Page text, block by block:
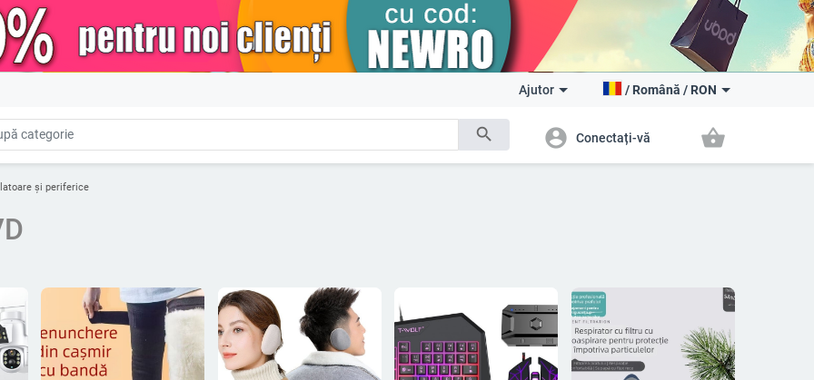
search
Ajutor / Română / RON
account_circle Conectați-vă shopping_basket
și periferice